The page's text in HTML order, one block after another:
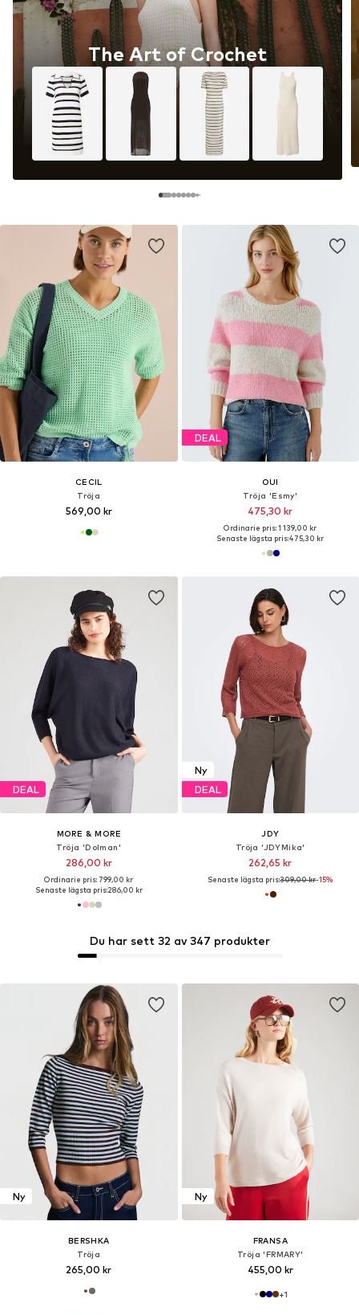
The Art of Crochet
CECIL
Tröja
569,00 kr
DEAL
OUI
Tröja 'Esmy'
475,30 kr
Ordinarie pris: 1 139,00 kr
Senaste lägsta pris:475,30 kr
DEAL
MORE & MORE
Tröja 'Dolman'
286,00 kr
Ordinarie pris: 799,00 kr
Senaste lägsta pris:286,00 kr
Ny
DEAL
JDY
Tröja 'JDYMika'
262,65 kr
Senaste lägsta pris:309,00 kr-15%
Ny
BERSHKA
Tröja
265,00 kr
Du har sett 32 av 347 produkter
Ny
FRANSA
Tröja 'FRMARY'
455,00 kr
+1